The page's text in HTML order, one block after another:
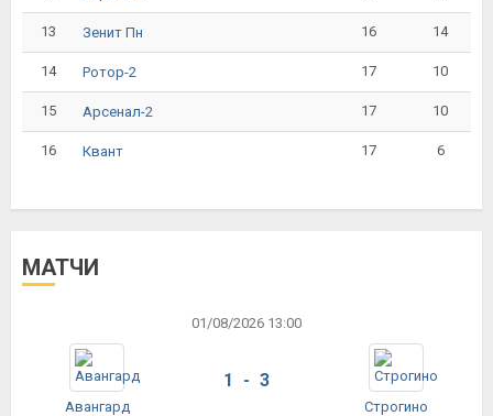
13 Зенит Пн 16 14
14 Ротор-2 17 10
15 Арсенал-2 17 10
16 Квант 17 6
МАТЧИ
01/08/2026 13:00
Авангард
1 - 3
Строгино